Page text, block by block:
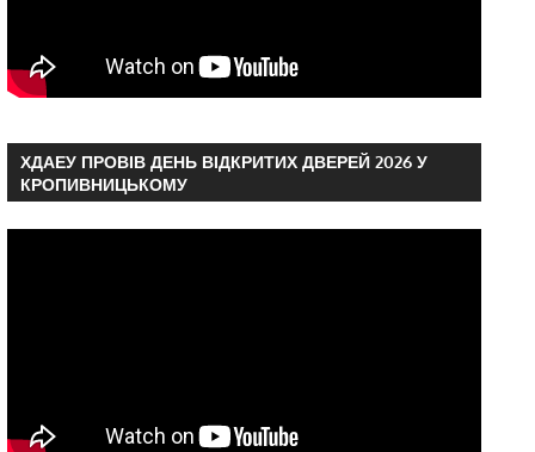
ХДАЕУ ПРОВІВ ДЕНЬ ВІДКРИТИХ ДВЕРЕЙ 2026 У
КРОПИВНИЦЬКОМУ